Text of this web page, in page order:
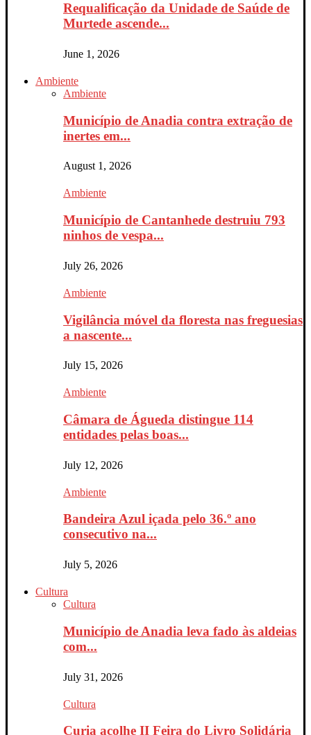
Requalificação da Unidade de Saúde de
Murtede ascende...
June 1, 2026
Ambiente
Ambiente
Município de Anadia contra extração de
inertes em...
August 1, 2026
Ambiente
Município de Cantanhede destruiu 793
ninhos de vespa...
July 26, 2026
Ambiente
Vigilância móvel da floresta nas freguesias
a nascente...
July 15, 2026
Ambiente
Câmara de Águeda distingue 114
entidades pelas boas...
July 12, 2026
Ambiente
Bandeira Azul içada pelo 36.º ano
consecutivo na...
July 5, 2026
Cultura
Cultura
Município de Anadia leva fado às aldeias
com...
July 31, 2026
Cultura
Curia acolhe II Feira do Livro Solidária